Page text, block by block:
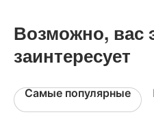
Возможно, вас
заинтересует
Самые популярные